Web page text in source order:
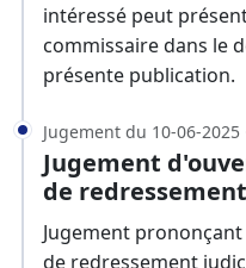
intéressé peut
commissaire dans le
présente publication.
Jugement du 10-06-
Jugement
de
Jugement
de redressement